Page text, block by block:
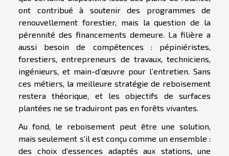
ont contribué à soutenir des programmes de
renouvellement forestier, mais la question de la
pérennité des financements demeure. La filière a
aussi besoin de compétences : pépiniéristes,
forestiers, entrepreneurs de travaux, techniciens,
ingénieurs, et main-d’œuvre pour l’entretien. Sans
ces métiers, la meilleure stratégie de reboisement
restera théorique, et les objectifs de surfaces
plantées ne se traduiront pas en forêts vivantes.
Au fond, le reboisement peut être une solution,
mais seulement s’il est conçu comme un ensemble :
des choix d’essences adaptés aux stations, une